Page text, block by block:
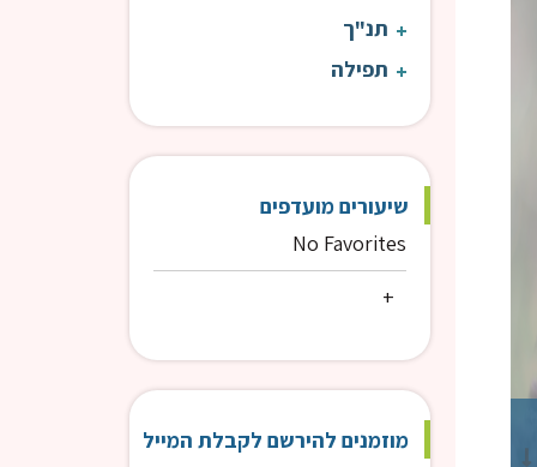
הרב טויל דרור
תנ"ך
תפילה
שיעורים מועדפים
No Favorites
מוזמנים להירשם לקבלת המייל